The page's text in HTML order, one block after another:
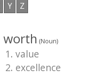
Y Z
worth (Noun)
1. value
2. excellence